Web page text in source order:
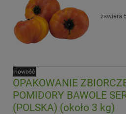
zawiera
OPAKOWANIE
POMIDORY BAWOLE
(POLSKA) (około 3 kg)
nowość